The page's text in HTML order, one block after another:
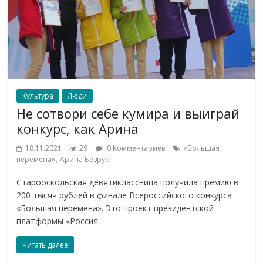
Культура Люди
Не сотвори себе кумира и выиграй
конкурс, как Арина
18.11.2021 29 0 Комментариев
«Большая
перемена»,Арина Безрук
Старооскольская девятиклассница получила премию в
200 тысяч рублей в финале Всероссийского конкурса
«Большая перемена». Это проект президентской
платформы «Россия —
Читать далее